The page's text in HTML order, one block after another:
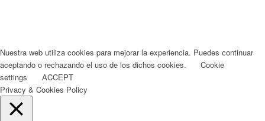
Nuestra web utiliza cookies para mejorar la experiencia. Puedes continuar
aceptando o rechazando el uso de los dichos cookies.
Cookie
settings
ACCEPT
Privacy & Cookies Policy